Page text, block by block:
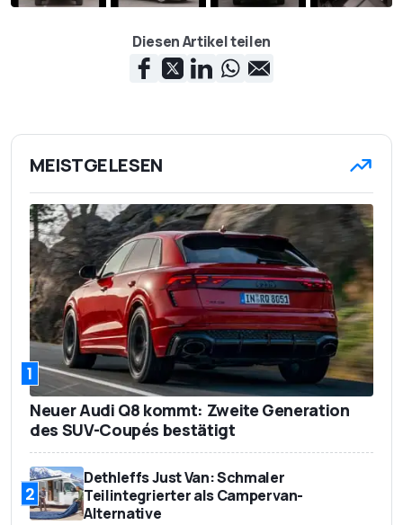
Diesen Artikel teilen
MEISTGELESEN
1
Neuer Audi Q8 kommt: Zweite Generation
des SUV-Coupés bestätigt
2
Dethleffs Just Van: Schmaler
Teilintegrierter als Campervan-
Alternative